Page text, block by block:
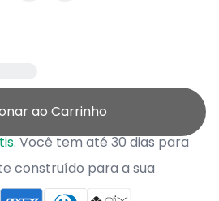
ao Carrinho
Você tem até 30 dias para
construído para a sua